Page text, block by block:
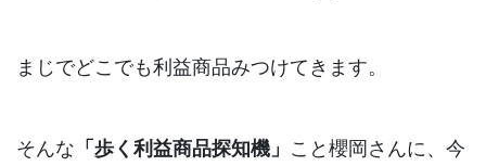
まじでどこでも利益商品みつけてきます。
そんな 「歩く利益商品探知機」 こと櫻岡さんに、今